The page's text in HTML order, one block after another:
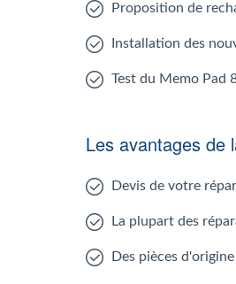
Proposition de
Installation des
Test du Memo Pad
Les avantages de
Devis de votre
La plupart des
Des pièces